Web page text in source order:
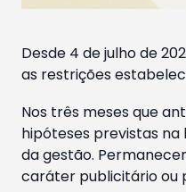
Desde 4 de julho de
as restrições
Nos três meses que
hipóteses previstas
da gestão.
caráter publicitário ou